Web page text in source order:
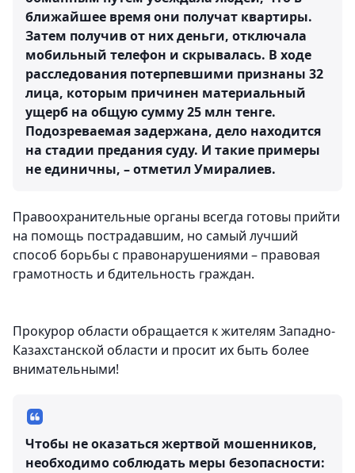
ближайшее время они получат квартиры.
Затем получив от них деньги, отключала
мобильный телефон и скрывалась. В ходе
расследования потерпевшими признаны 32
лица, которым причинен материальный
ущерб на общую сумму 25 млн тенге.
Подозреваемая задержана, дело находится
на стадии предания суду. И такие примеры
не единичны, – отметил Умиралиев.
Правоохранительные органы всегда готовы прийти
на помощь пострадавшим, но самый лучший
способ борьбы с правонарушениями – правовая
грамотность и бдительность граждан.
Прокурор области обращается к жителям Западно-
Казахстанской области и просит их быть более
внимательными!
Чтобы не оказаться жертвой мошенников,
необходимо соблюдать меры безопасности: